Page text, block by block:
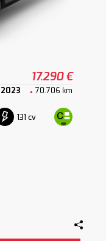
17.290 €
2023 70.706 km
131 cv